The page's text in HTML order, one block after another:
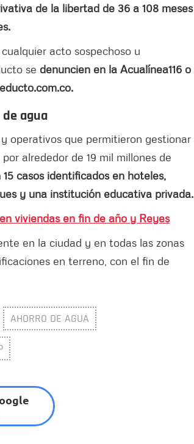
de la libertad de 36 a 108 meses
acto sospechoso u
se denuncien en la Acualínea116 o
agua
operativos que permitieron gestionar
alrededor de 19 mil millones de
casos identificados en hoteles,
y una institución educativa privada.
viviendas en fin de año y Reyes
en la ciudad y en todas las zonas
en terreno, con el fin de
AHORRO DE AGUA